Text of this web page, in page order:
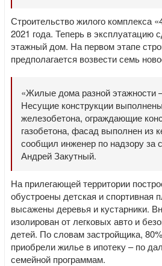
Строительство жилого комплекса
2021 года. Теперь в эксплуатацию
этажный дом. На первом этапе
предполагается возвести семь
«Жилые дома разной этажности
Несущие конструкции
железобетона, ограждающие
газобетона, фасад выполнен из
сообщил инженер по надзору за
Андрей Закутный.
На прилегающей территории
обустроены детская и спортивная
высажены деревья и кустарники.
изолирован от легковых авто и
детей. По словам застройщика,
приобрели жилье в ипотеку – по
семейной программам.